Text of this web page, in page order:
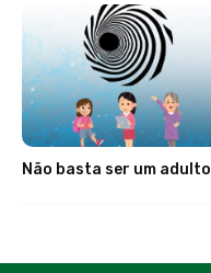
Não basta ser um adulto